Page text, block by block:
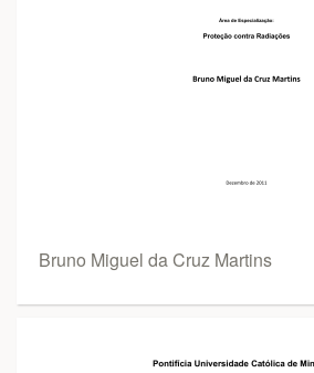
Bruno Miguel da Cruz Martins